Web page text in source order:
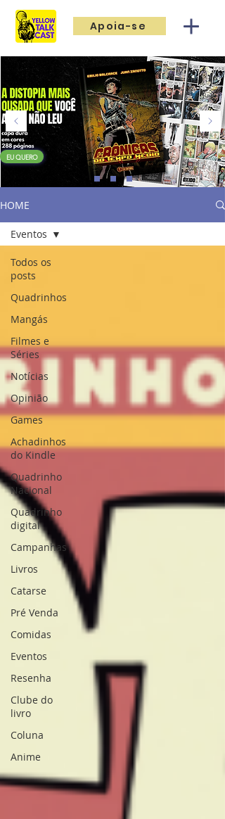
Apoia-se
EU QUERO
HOME
Todos os
posts
Quadrinhos
Mangás
Filmes e
Séries
Notícias
Opinião
Games
Achadinhos
do Kindle
Quadrinho
Nacional
Quadrinho
digital
Campanhas
Livros
Catarse
Pré Venda
Comidas
Eventos
Resenha
Clube do
livro
Coluna
Anime
Eventos